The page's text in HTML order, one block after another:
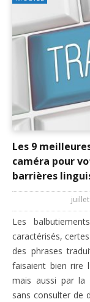
Les 9
caméra pour
barrières
Les
caractérisés,
des phrases
faisaient bien rire
mais aussi par la
sans consulter de